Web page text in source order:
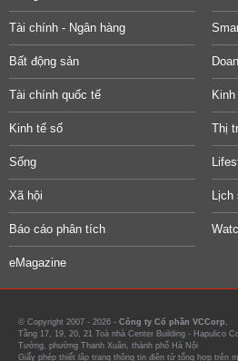
Tài chính - Ngân hàng
Bất động sản
Tài chính quốc tế
Kinh tế số Thị
Sống
Xã hội Lịch
Báo cáo phân tích
eMagazine
© Copyright 2007 - 2026 - Công ty Cổ phần VCCorp.
Tầng 17, 19, 20, 21 Toà nhà Center Building - Hapulico
Tưởng, phường Thanh Xuân, thành phố Hà Nội
Giấy phép thiết lập trang thông tin điện tử tổng hợp trên